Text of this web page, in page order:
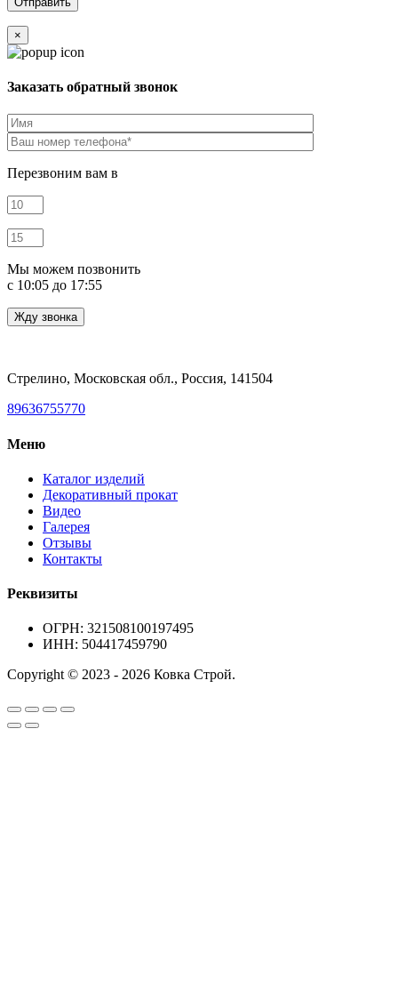
×
Заказать обратный звонок
Перезвоним вам в
Мы можем позвонить
c 10:05 до 17:55
Стрелино, Московская обл., Россия, 141504
89636755770
Меню
Каталог изделий
Декоративный прокат
Видео
Галерея
Отзывы
Контакты
Реквизиты
ОГРН: 321508100197495
ИНН: 504417459790
Copyright © 2023 - 2026 Ковка Строй.